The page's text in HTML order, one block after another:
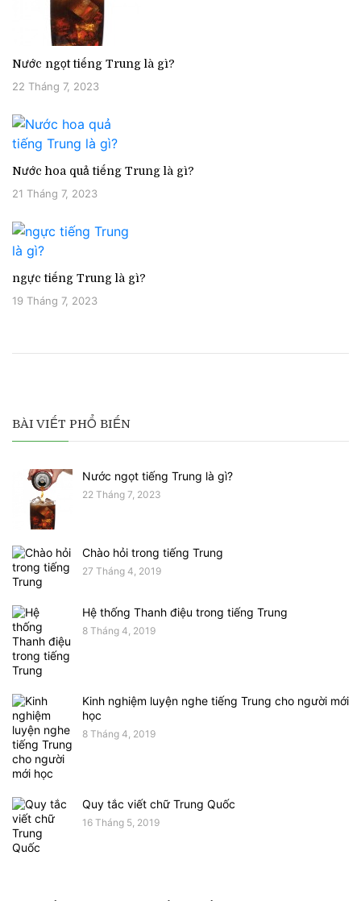
Nước ngọt tiếng Trung là gì?
22 Tháng 7, 2023
Nước hoa quả tiếng Trung là gì?
21 Tháng 7, 2023
ngực tiếng Trung là gì?
19 Tháng 7, 2023
BÀI VIẾT PHỔ BIẾN
Nước ngọt tiếng Trung là gì?
22 Tháng 7, 2023
Chào hỏi trong tiếng Trung
27 Tháng 4, 2019
Hệ thống Thanh điệu trong tiếng Trung
8 Tháng 4, 2019
Kinh nghiệm luyện nghe tiếng Trung cho người mới
học
8 Tháng 4, 2019
Quy tắc viết chữ Trung Quốc
16 Tháng 5, 2019